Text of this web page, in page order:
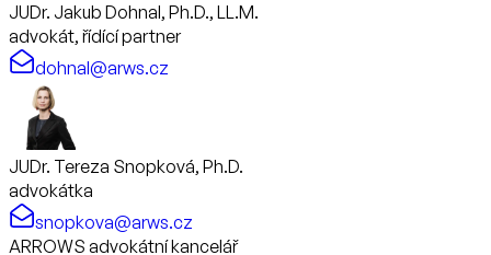
JUDr. Jakub Dohnal, Ph.D., LL.M.
advokát, řídící partner
dohnal@arws.cz
JUDr. Tereza Snopková, Ph.D.
advokátka
snopkova@arws.cz
ARROWS advokátní kancelář